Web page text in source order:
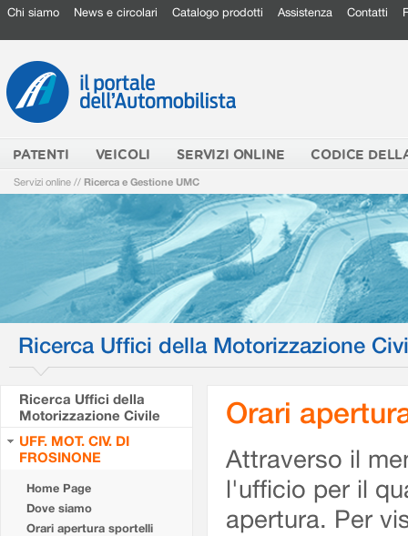
Chi siamo News e circolari Catalogo prodotti Assistenza Contatti
PATENTI VEICOLI SERVIZI ONLINE CODICE
Servizi online // Ricerca e Gestione UMC
Ricerca Uffici della Motorizzazione
Ricerca Uffici della
Motorizzazione Civile
UFF. MOT. CIV. DI
FROSINONE
Home Page
Dove siamo
Orari apertura sportelli
Orari
Attraverso il
l'ufficio per il
apertura. Per